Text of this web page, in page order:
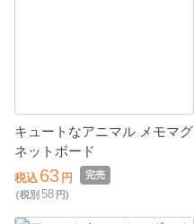
キュートなアニマル メモマグ
ネットボード
税込 63 円
完売
（税別 58 円)